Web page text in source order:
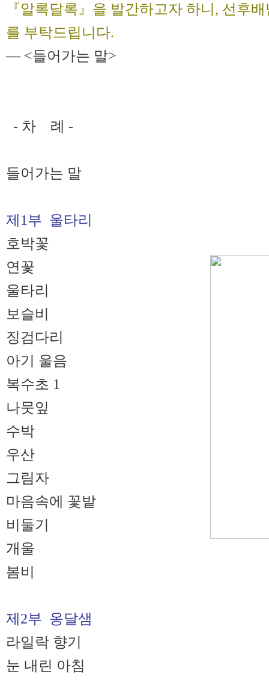
『알록달록』을 발간하고자 하니, 선후
를 부탁드립니다.
― <들어가는 말>
- 차 례 -
들어가는 말
제1부 울타리
호박꽃
연꽃
울타리
보슬비
징검다리
아기 울음
복수초 1
나뭇잎
수박
우산
그림자
마음속에 꽃밭
비둘기
개울
봄비
제2부 옹달샘
라일락 향기
눈 내린 아침